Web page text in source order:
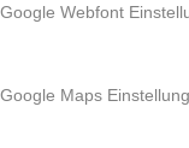
Google Webfont
Google Maps